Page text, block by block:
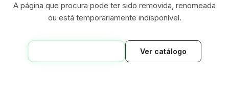
A página que procura pode ter sido removida, renomeada
ou está temporariamente indisponível.
Ver catálogo